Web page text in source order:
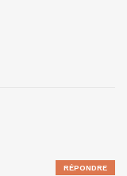
RÉPONDRE